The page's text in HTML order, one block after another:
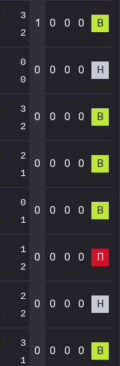
3
2
1 0 0 0 В
0
0
0 0 0 0 Н
3
2
0 0 0 0 В
2
1
0 0 0 0 В
0
1
0 0 0 0 В
1
2
0 0 0 0 П
2
2
0 0 0 0 Н
3
1
0 0 0 0 В